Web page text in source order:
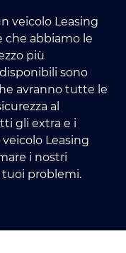
veicolo Leasing
che abbiamo le
più
sono
avranno tutte le
al
gli extra e i
Leasing
i nostri
tuoi problemi.